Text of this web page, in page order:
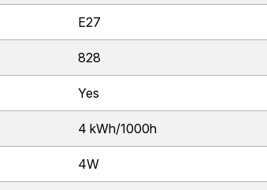
E27
828
Yes
4 kWh/1000h
4W